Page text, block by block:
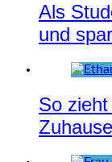
Als
und
So